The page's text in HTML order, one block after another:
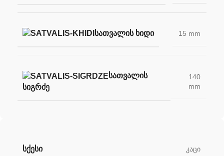
ᲡᲐᲗᲕᲐᲚᲘᲡ ᲮᲘᲓᲘ 15 mm
ᲡᲐᲗᲕᲐᲚᲘᲡ
ᲡᲘᲒᲠᲫᲔ
140
mm
ᲡᲥᲔᲡᲘ კაცი